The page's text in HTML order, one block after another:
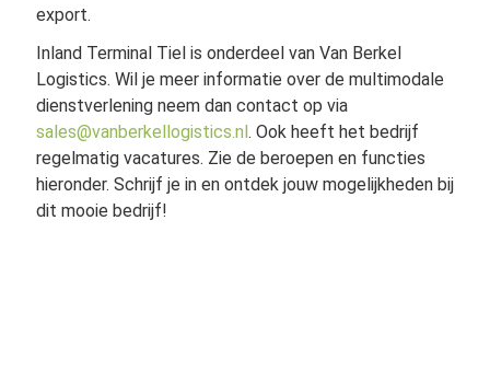
export.
Inland Terminal Tiel is onderdeel van Van Berkel
Logistics. Wil je meer informatie over de multimodale
dienstverlening neem dan contact op via
sales@vanberkellogistics.nl. Ook heeft het bedrijf
regelmatig vacatures. Zie de beroepen en functies
hieronder. Schrijf je in en ontdek jouw mogelijkheden bij
dit mooie bedrijf!